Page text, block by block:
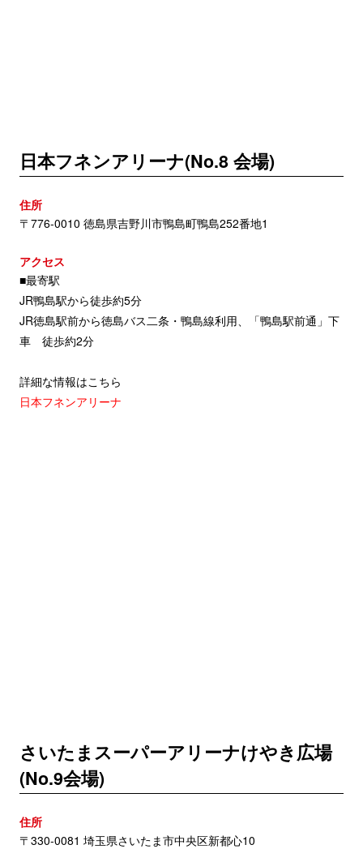
日本フネンアリーナ(No.8 会場)
住所
〒776-0010 徳島県吉野川市鴨島町鴨島252番地1
アクセス
■最寄駅
JR鴨島駅から徒歩約5分
JR徳島駅前から徳島バス二条・鴨島線利用、「鴨島駅前通」下
車 徒歩約2分
詳細な情報はこちら
日本フネンアリーナ
さいたまスーパーアリーナけやき広場
(No.9会場)
住所
〒330-0081 埼玉県さいたま市中央区新都心10